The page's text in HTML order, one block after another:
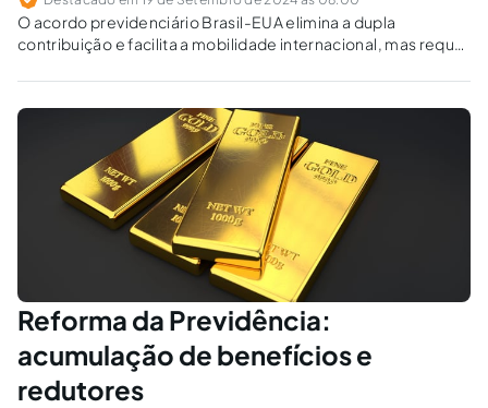
O acordo previdenciário Brasil-EUA elimina a dupla
contribuição e facilita a mobilidade internacional, mas requer
econômicas e demográficas.
Reforma da Previdência:
acumulação de benefícios e
redutores